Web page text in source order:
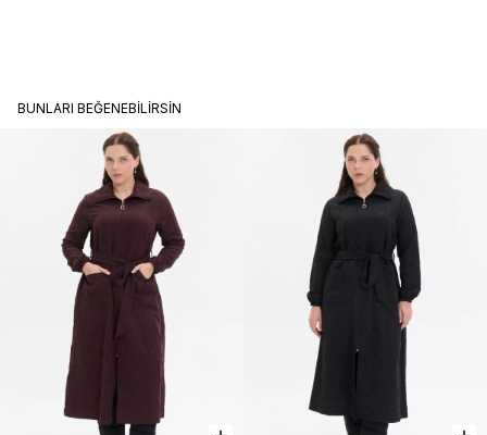
BUNLARI BEĞENEBILIRSIN